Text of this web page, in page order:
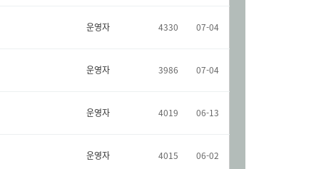
운영자 4330 07-04
운영자 3986 07-04
운영자 4019 06-13
운영자 4015 06-02